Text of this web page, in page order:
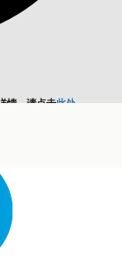
情，请点击此处